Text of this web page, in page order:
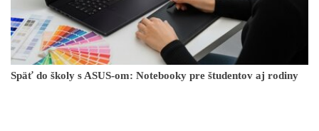
Späť do školy s ASUS-om: Notebooky pre študentov aj rodiny